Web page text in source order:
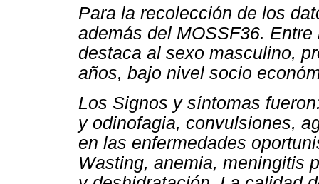
Para la recolección de los
además del MOSSF36.
destaca al sexo masculino,
años, bajo nivel socio
Los Signos y síntomas
y odinofagia, convulsiones,
en las enfermedades
Wasting, anemia, meningitis